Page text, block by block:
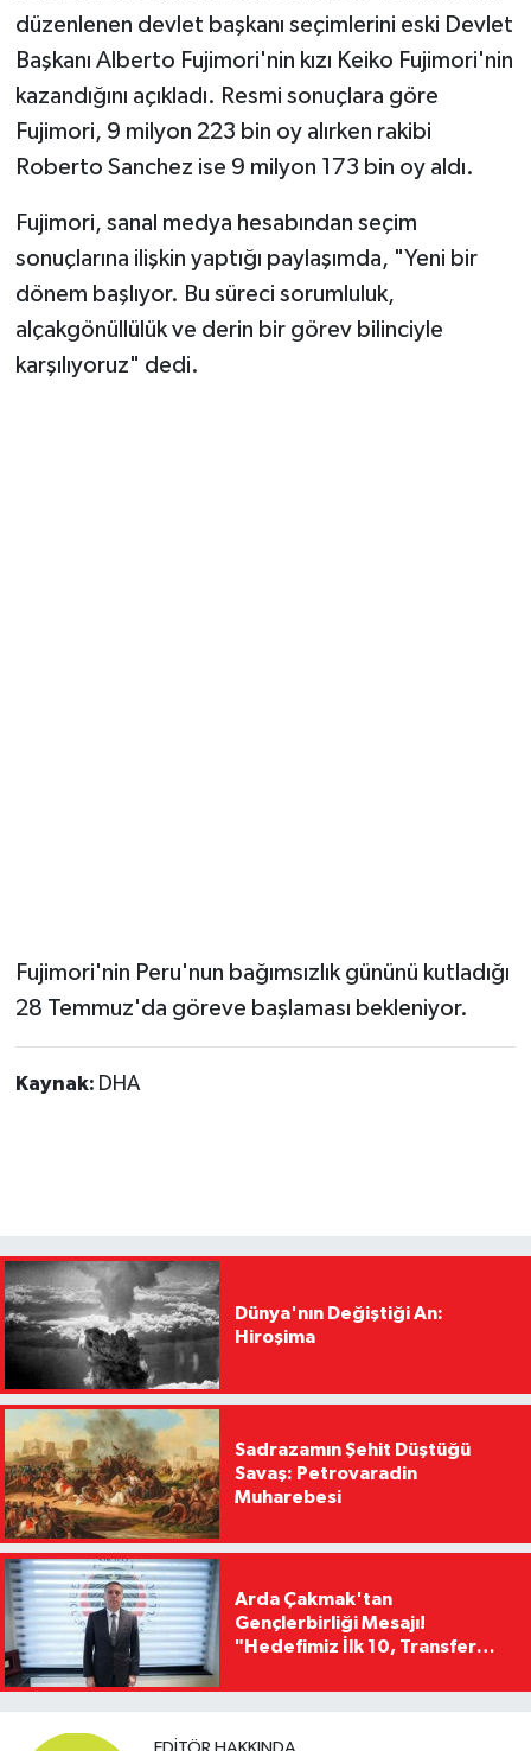
düzenlenen devlet başkanı seçimlerini eski Devlet
Başkanı Alberto Fujimori'nin kızı Keiko Fujimori'nin
kazandığını açıkladı. Resmi sonuçlara göre
Fujimori, 9 milyon 223 bin oy alırken rakibi
Roberto Sanchez ise 9 milyon 173 bin oy aldı.
Fujimori, sanal medya hesabından seçim
sonuçlarına ilişkin yaptığı paylaşımda, "Yeni bir
dönem başlıyor. Bu süreci sorumluluk,
alçakgönüllülük ve derin bir görev bilinciyle
karşılıyoruz" dedi.
Fujimori'nin Peru'nun bağımsızlık gününü kutladığı
28 Temmuz'da göreve başlaması bekleniyor.
Kaynak: DHA
Dünya'nın Değiştiği An:
Hiroşima
Sadrazamın Şehit Düştüğü
Savaş: Petrovaradin
Muharebesi
Arda Çakmak'tan
Gençlerbirliği Mesajı!
"Hedefimiz İlk 10, Transfer
Kaldıracağız"